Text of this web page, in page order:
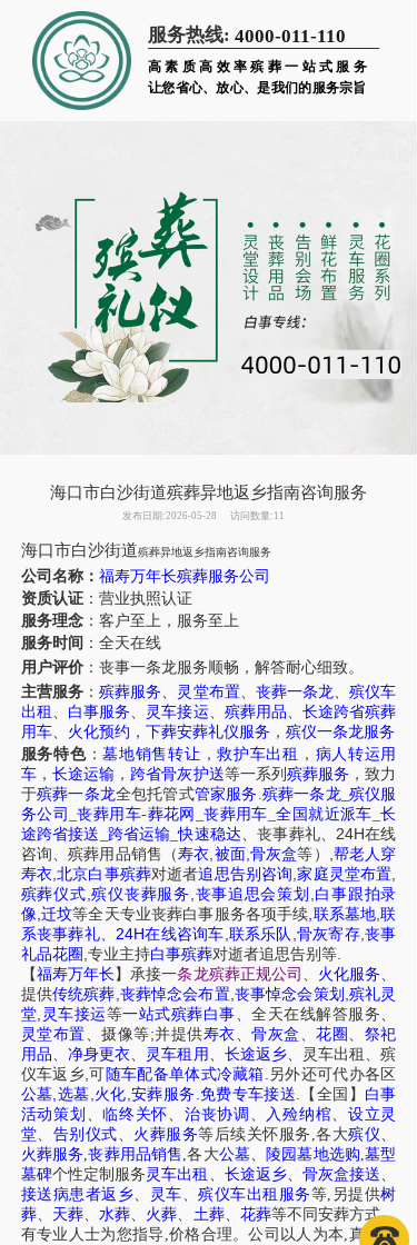
服务热线: 4000-011-110
高素质高效率殡葬一站式服务
让您省心、放心、是我们的服务宗旨
海口市白沙街道殡葬异地返乡指南咨询服务
发布日期:2026-05-28 访问数量:11
海口市白沙街道殡葬异地返乡指南咨询服务
公司名称： 福寿万年长殡葬服务公司
资质认证：营业执照认证
服务理念：客户至上，服务至上
服务时间 ：全天在线
用户评价：丧事一条龙服务顺畅，解答耐心细致。
主营服务 ：殡葬服务、 灵堂布置、 丧葬一条龙、殡仪车
出租 、 白事服务、 灵车接运、 殡葬用品、 长途跨省殡葬
用车、 火化预约 ， 下葬安葬礼仪服务 ， 殡仪一条龙服务
服务特色：墓地销售转让 ，救护车出租 ， 病人转运用
车， 长途运输 ，跨省骨灰护送等一系列 殡葬服务 ，致力
于殡葬一条龙全包托管式管家服务 .殡葬一条龙_ 殡仪服
务公司
_丧葬用车-葬花网 丧葬用车 全国就近派车 长
途跨省接送 跨省运输 _快速稳达、丧事葬礼、 24H在线
咨询、殡葬用品销售 （寿衣 被面, 骨灰盒等）
帮老人穿
寿衣 ,北京白事殡葬对逝者追思告别咨询 ,家庭灵堂布置
殡葬仪式 殡仪丧葬服务 丧事追思会策划 白事跟拍录
像 迁坟等全天专业丧葬白事服务各项手续 联系墓地 ,联
系丧事葬礼、24H在线咨询车 联系乐队 骨灰寄存, 丧事
礼品花圈 专业主持白事殡葬对逝者追思告别等.
【福寿万年长 】承接一条龙殡葬正规公司 、 火化服务、
提供传统殡葬 丧葬悼念会布置, 丧事悼念会策划 殡礼灵
堂 灵车接运等一站式殡葬白事、全天在线解答服务、
灵堂布置、摄像等;并提供寿衣、骨灰盒 、花圈 、 祭祀
用品、 净身更衣、 灵车租用 、 长途返乡、 灵车出租 、殡
仪车返乡 可 随车配备单体式冷藏箱 另外还可代办各区
公墓 选墓 火化 安葬服务 免费专车接送 【全国】 白事
活动策划 、临终关怀、 治丧协调 、 入殓纳棺、 设立灵
堂、 告别仪式、 火葬服务等后续关怀服务,各大殡仪、
火葬服务,丧葬用品销售,各大公墓、 陵园墓地选购,墓型
墓碑个性定制服务 灵车出租 、 长途返乡、 骨灰盒接送、
接送病患者返乡、 灵车、殡仪车出租服务等,另提供树
葬、 天葬、水葬、 火葬、 土葬、 花葬等不同安葬方式，
有专业人士为您指导,价格合理。公司以人为本,真诚做